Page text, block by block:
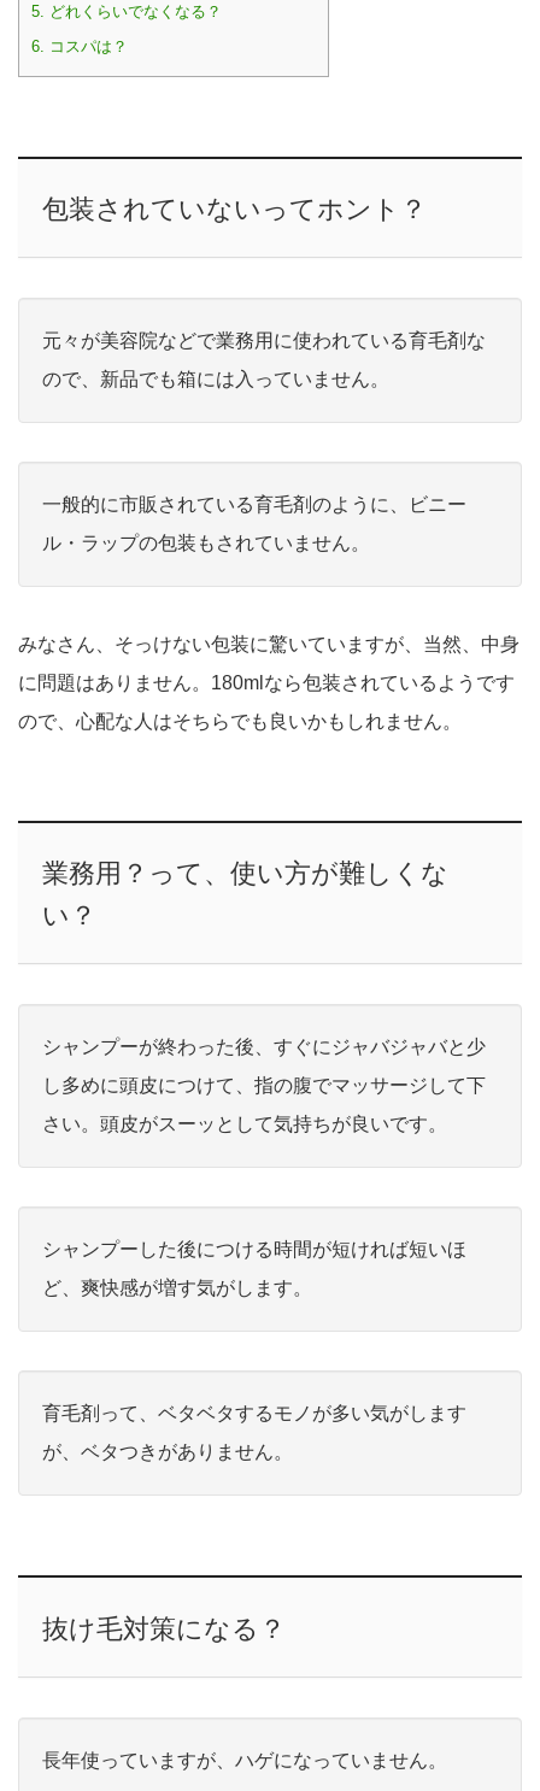
5. どれくらいでなくなる？
6. コスパは？
包装されていないってホント？
元々が美容院などで業務用に使われている育毛剤な
ので、新品でも箱には入っていません。
一般的に市販されている育毛剤のように、ビニー
ル・ラップの包装もされていません。
みなさん、そっけない包装に驚いていますが、当然、中身
に問題はありません。180mlなら包装されているようです
ので、心配な人はそちらでも良いかもしれません。
業務用？って、使い方が難しくな
い？
シャンプーが終わった後、すぐにジャバジャバと少
し多めに頭皮につけて、指の腹でマッサージして下
さい。頭皮がスーッとして気持ちが良いです。
シャンプーした後につける時間が短ければ短いほ
ど、爽快感が増す気がします。
育毛剤って、ベタベタするモノが多い気がします
が、ベタつきがありません。
抜け毛対策になる？
長年使っていますが、ハゲになっていません。